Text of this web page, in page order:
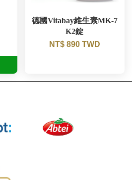
德國Vitabay維生素MK-7
K2錠
NT$ 890 TWD